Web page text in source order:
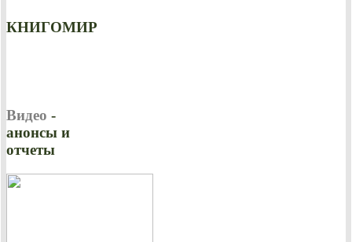
КНИГОМИР
Видео -
анонсы и
отчеты